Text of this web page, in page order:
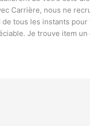
Carrière, nous ne
de tous les instants
Je trouve item un